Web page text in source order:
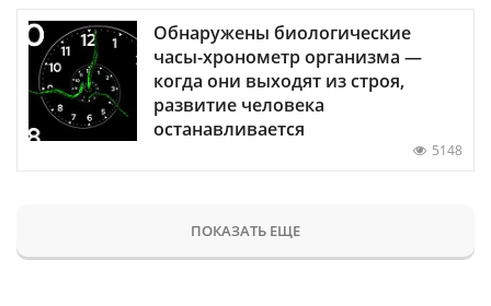
Обнаружены биологические
часы-хронометр организма —
когда они выходят из строя,
развитие человека
останавливается
5148
ПОКАЗАТЬ ЕЩЕ